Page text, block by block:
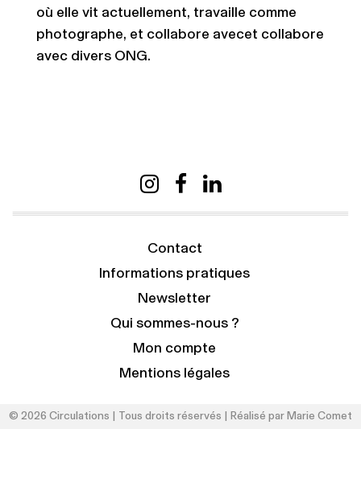
où elle vit actuellement, travaille comme
photographe, et collabore avecet collabore
avec divers ONG.
Contact
Informations pratiques
Newsletter
Qui sommes-nous ?
Mon compte
Mentions légales
© 2026 Circulations | Tous droits réservés | Réalisé par Marie Comet